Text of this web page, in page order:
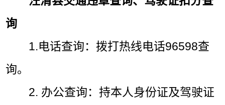
询
1.电话查询：拨打热线电话96598查
询。
2. 办公查询：持本人身份证及驾驶证